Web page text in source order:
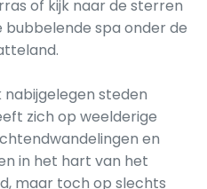
of kijk naar de sterren
spa onder de
steden
zich op weelderige
en
in het hart van het
maar toch op slechts